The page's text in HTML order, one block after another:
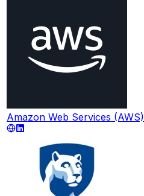
Amazon Web Services (AWS)